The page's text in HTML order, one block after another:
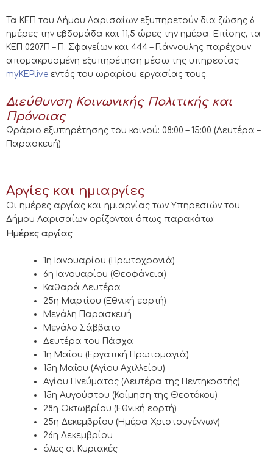
Τα ΚΕΠ του Δήμου Λαρισαίων εξυπηρετούν δια ζώσης 6
ημέρες την εβδομάδα και 11,5 ώρες την ημέρα. Επίσης, τα
ΚΕΠ 0207Π – Π. Σφαγείων και 444 – Γιάννουλης παρέχουν
απομακρυσμένη εξυπηρέτηση μέσω της υπηρεσίας
myKEPlive εντός του ωραρίου εργασίας τους.
Διεύθυνση Κοινωνικής Πολιτικής και
Πρόνοιας
Ωράριο εξυπηρέτησης του κοινού: 08:00 – 15:00 (Δευτέρα –
Παρασκευή)
Αργίες και ημιαργίες
Οι ημέρες αργίας και ημιαργίας των Υπηρεσιών του
Δήμου Λαρισαίων ορίζονται όπως παρακάτω:
Ημέρες αργίας
1η Ιανουαρίου (Πρωτοχρονιά)
6η Ιανουαρίου (Θεοφάνεια)
Καθαρά Δευτέρα
25η Μαρτίου (Εθνική εορτή)
Μεγάλη Παρασκευή
Μεγάλο Σάββατο
Δευτέρα του Πάσχα
1η Μαΐου (Εργατική Πρωτομαγιά)
15η Μαΐου (Αγίου Αχιλλείου)
Αγίου Πνεύματος (Δευτέρα της Πεντηκοστής)
15η Αυγούστου (Κοίμηση της Θεοτόκου)
28η Οκτωβρίου (Εθνική εορτή)
25η Δεκεμβρίου (Ημέρα Χριστουγέννων)
26η Δεκεμβρίου
όλες οι Κυριακές